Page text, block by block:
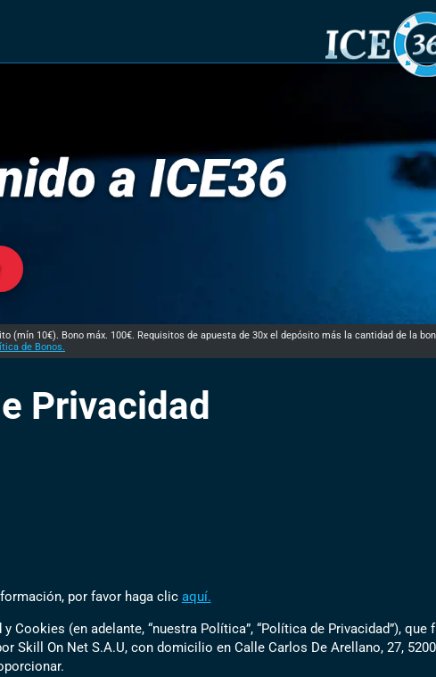
(mín 10€). Bono máx. 100€. Requisitos de apuesta de 30x el depósito más la cantidad de la
de Bonos.
Privacidad
por favor haga clic aquí.
Cookies (en adelante, “nuestra Política”, “Política de Privacidad”),
Skill On Net S.A.U, con domicilio en Calle Carlos De Arellano, 27,